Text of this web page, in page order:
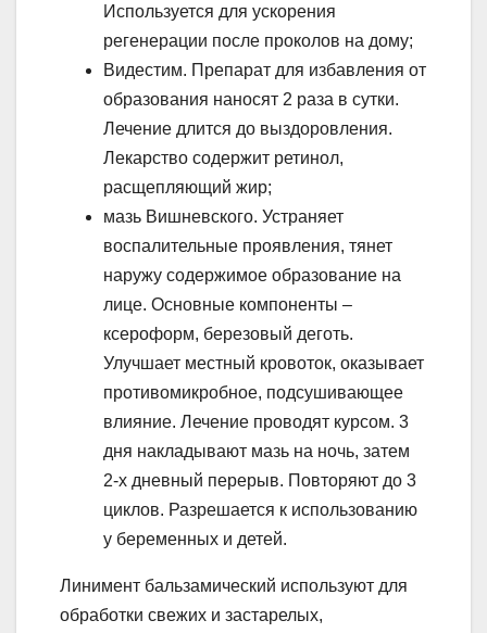
Используется для ускорения
регенерации после проколов на дому;
Видестим. Препарат для избавления от
образования наносят 2 раза в сутки.
Лечение длится до выздоровления.
Лекарство содержит ретинол,
расщепляющий жир;
мазь Вишневского. Устраняет
воспалительные проявления, тянет
наружу содержимое образование на
лице. Основные компоненты –
ксероформ, березовый деготь.
Улучшает местный кровоток, оказывает
противомикробное, подсушивающее
влияние. Лечение проводят курсом. 3
дня накладывают мазь на ночь, затем
2-х дневный перерыв. Повторяют до 3
циклов. Разрешается к использованию
у беременных и детей.
Линимент бальзамический используют для
обработки свежих и застарелых,